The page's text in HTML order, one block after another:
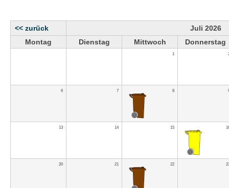
<< zurück
Juli 2026
Montag
Dienstag Mittwoch Donnerstag
1
6 7 8
13 14 15
20 21 22